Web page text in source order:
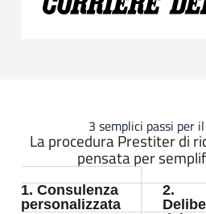
3 semplici passi per
La procedura Prestiter di
pensata per
1. Consulenza
personalizzata
2.